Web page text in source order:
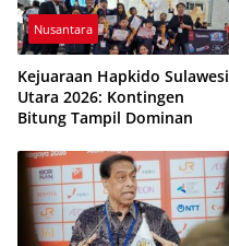
Nusantara
Kejuaraan Hapkido Sulawesi
Utara 2026: Kontingen
Bitung Tampil Dominan